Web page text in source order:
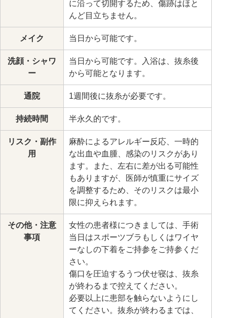
に沿って切開するため、傷跡はほと
んど目立ちません。
メイク 当日から可能です。
洗顔・シャワ
ー
当日から可能です。入浴は、抜糸後
から可能となります。
通院 1週間後に抜糸が必要です。
持続時間 半永久的です。
リスク・副作
用
麻酔によるアレルギー反応、一時的
な出血や血腫、感染のリスクがあり
ます。また、左右に差が出る可能性
もありますが、医師が慎重にサイズ
を調整するため、そのリスクは最小
限に抑えられます。
その他・注意
事項
女性の患者様につきましては、手術
当日はスポーツブラもしくはワイヤ
ーなしの下着をご持参をご持参くだ
さい。
傷口を圧迫するうつ伏せ寝は、抜糸
が終わるまで控えてください。
必要以上に患部を触らないようにし
てください。抜糸が終わるまでは、